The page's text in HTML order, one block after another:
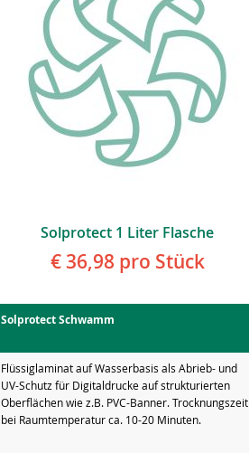
Solprotect 1 Liter Flasche
€ 36,98 pro Stück
Solprotect Schwamm
Flüssiglaminat auf Wasserbasis als Abrieb- und
UV-Schutz für Digitaldrucke auf strukturierten
Oberflächen wie z.B. PVC-Banner. Trocknungszeit
bei Raumtemperatur ca. 10-20 Minuten.